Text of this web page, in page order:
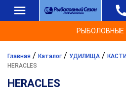
РЫБОЛОВНЫЕ
Главная / Каталог / УДИЛИЩА /
HERACLES
HERACLES